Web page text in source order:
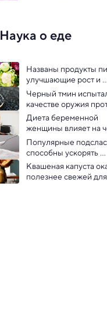
Наука о еде
Названы продукты
улучшающие рост и
здоровье волос
Черный тмин
качестве оружия
жира
Диета беременной
женщины влияет на
лица будущего
генетики
Популярные
способны ускорять
старение мозга —
исследование
Квашеная капуста
полезнее свежей для